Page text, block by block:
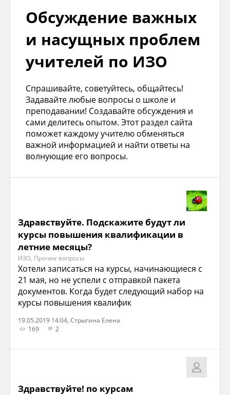
Обсуждение важных
и насущных проблем
учителей по ИЗО
Спрашивайте, советуйтесь, общайтесь!
Задавайте любые вопросы о школе и
преподавании! Создавайте обсуждения и
сами делитесь опытом. Этот раздел сайта
поможет каждому учителю обменяться
важной информацией и найти ответы на
волнующие его вопросы.
Здравствуйте. Подскажите будут ли
курсы повышения квалификации в
летние месяцы?
ИЗО, Прочие вопросы
Хотели записаться на курсы, начинающиеся с
21 мая, но не успели с отправкой пакета
документов. Когда будет следующий набор на
курсы повышения квалифик
19.05.2019 14:04, Стрыгина Елена
169
2
Здравствуйте! по курсам